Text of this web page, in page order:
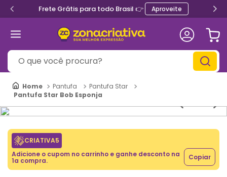
Frete Grátis para todo Brasil 👉 Aproveite
O que você procura?
Pantufa
Pantufa Star
Pantufa Star Bob Esponja
CRIATIVA5
Adicione o cupom no carrinho e ganhe desconto na
1a compra. Copiar